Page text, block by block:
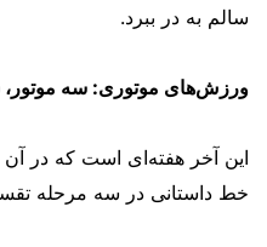
سالم به در ببرد.
ورزش‌های موتوری: سه
این آخر هفته‌ای است که در آن
خط داستانی در سه مرحله